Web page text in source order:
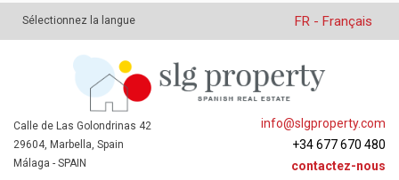
Sélectionnez la langue FR - Français
info@slgproperty.com
+34 677 670 480
contactez-nous
Calle de Las Golondrinas 42
29604, Marbella, Spain
Málaga - SPAIN